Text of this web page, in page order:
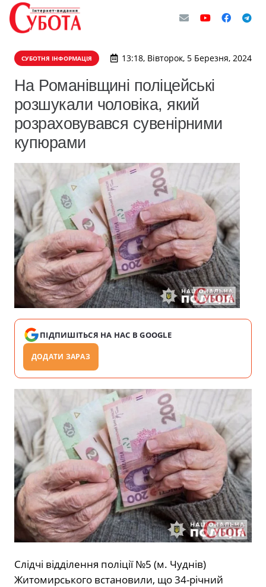
СУБОТНЯ ІНФОРМАЦІЯ 13:18, Вівторок, 5 Березня, 2024
На Романівщині поліцейські
розшукали чоловіка, який
розраховувався сувенірними
купюрами
ПІДПИШІТЬСЯ НА НАС В GOOGLE
ДОДАТИ ЗАРАЗ
Слідчі відділення поліції №5 (м. Чуднів)
Житомирського встановили, що 34-річний